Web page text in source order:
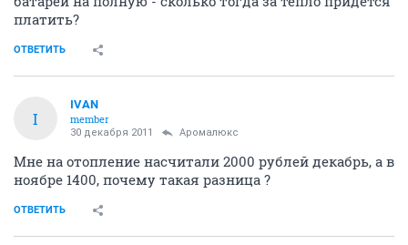
платить?
ОТВЕТИТЬ
I
IVAN
member
30 декабря 2011 Аромалюкс
Мне на отопление насчитали 2000 рублей декабрь, а в
ноябре 1400, почему такая разница ?
ОТВЕТИТЬ